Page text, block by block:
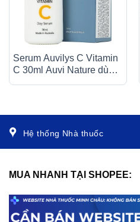
Serum Auvilys C Vitamin
C 30ml Auvi Nature dùng
ban ngày, dưỡng da, tăng
Hệ thống Nhà thuốc
MUA NHANH TẠI SHOPEE: